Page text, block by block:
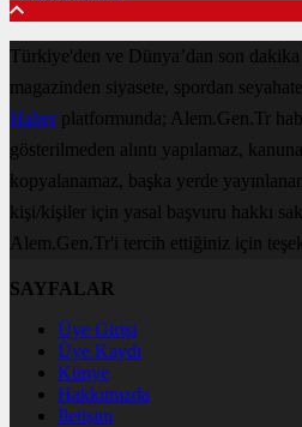
Türkiye'den ve Dünya’dan son dakika
magazinden siyasete, spordan
Haberplatformunda; Alem.Gen.Tr
gösterilmeden alıntı yapılamaz,
kopyalanamaz, başka yerde
kişi/kişiler için yasal başvuru hakkı
Alem.Gen.Tr'i tercih ettiğiniz için
SAYFALAR
Üye Girişi
Üye Kaydı
Künye
Hakkımızda
İletişim